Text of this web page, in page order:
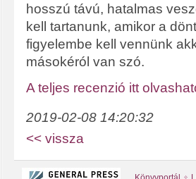
hosszú távú, hatalmas
kell tartanunk, amikor a
figyelembe kell vennünk
másokéról van szó.
A teljes recenzió itt
2019-02-08 14:20:32
<< vissza